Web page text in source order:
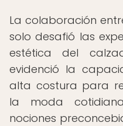
La colaboración
solo desafió las
estética del
evidenció la
alta costura para
la moda
nociones